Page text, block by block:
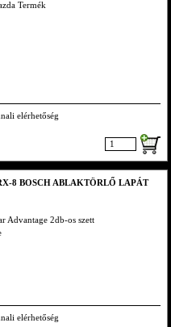
Termék
elérhetőség
8 BOSCH ABLAKTÖRLŐ LAPÁT
Advantage 2db-os szett
elérhetőség